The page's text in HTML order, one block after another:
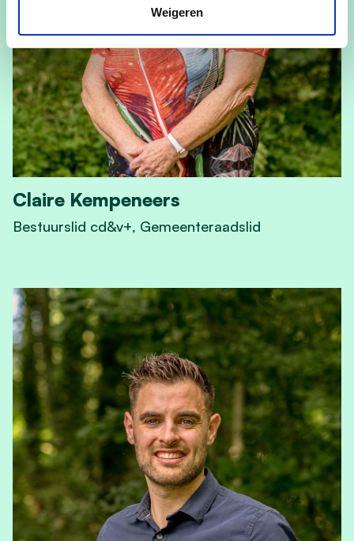
Weigeren
Claire Kempeneers
Bestuurslid cd&v+, Gemeenteraadslid